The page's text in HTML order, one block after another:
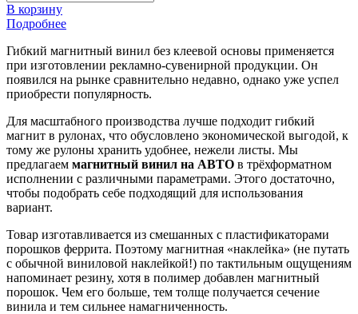
В корзину
Подробнее
Гибкий магнитный винил без клеевой основы применяется
при изготовлении рекламно-сувенирной продукции. Он
появился на рынке сравнительно недавно, однако уже успел
приобрести популярность.
Для масштабного производства лучше подходит гибкий
магнит в рулонах, что обусловлено экономической выгодой, к
тому же рулоны хранить удобнее, нежели листы. Мы
предлагаем магнитный винил на АВТО в трёхформатном
исполнении с различными параметрами. Этого достаточно,
чтобы подобрать себе подходящий для использования
вариант.
Товар изготавливается из смешанных с пластификаторами
порошков феррита. Поэтому магнитная «наклейка» (не путать
с обычной виниловой наклейкой!) по тактильным ощущениям
напоминает резину, хотя в полимер добавлен магнитный
порошок. Чем его больше, тем толще получается сечение
винила и тем сильнее намагниченность.